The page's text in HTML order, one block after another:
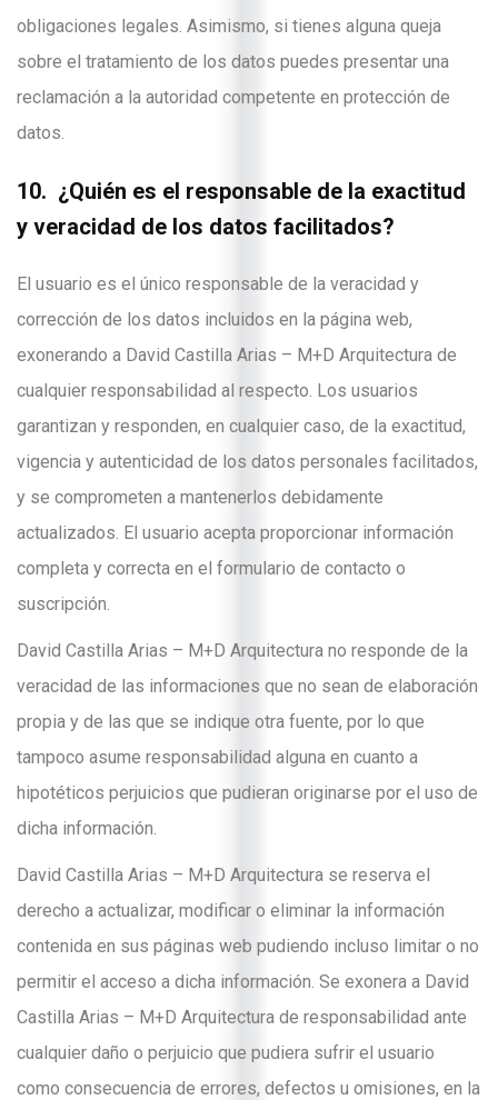
obligaciones legales. Asimismo, si tienes alguna queja
sobre el tratamiento de los datos puedes presentar una
reclamación a la autoridad competente en protección de
datos.
10. ¿Quién es el responsable de la exactitud
y veracidad de los datos facilitados?
El usuario es el único responsable de la veracidad y
corrección de los datos incluidos en la página web,
exonerando a David Castilla Arias – M+D Arquitectura de
cualquier responsabilidad al respecto. Los usuarios
garantizan y responden, en cualquier caso, de la exactitud,
vigencia y autenticidad de los datos personales facilitados,
y se comprometen a mantenerlos debidamente
actualizados. El usuario acepta proporcionar información
completa y correcta en el formulario de contacto o
suscripción.
David Castilla Arias – M+D Arquitectura no responde de la
veracidad de las informaciones que no sean de elaboración
propia y de las que se indique otra fuente, por lo que
tampoco asume responsabilidad alguna en cuanto a
hipotéticos perjuicios que pudieran originarse por el uso de
dicha información.
David Castilla Arias – M+D Arquitectura se reserva el
derecho a actualizar, modificar o eliminar la información
contenida en sus páginas web pudiendo incluso limitar o no
permitir el acceso a dicha información. Se exonera a David
Castilla Arias – M+D Arquitectura de responsabilidad ante
cualquier daño o perjuicio que pudiera sufrir el usuario
como consecuencia de errores, defectos u omisiones, en la